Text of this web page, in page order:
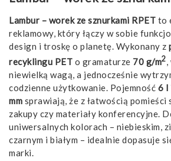
Lambur – worek ze sznurkami RPET to
reklamowy, który łączy w sobie
design i troskę o planetę. Wykonany z
recyklingu PET o gramaturze 70 g/m2
niewielką wagą, a jednocześnie
codzienne użytkowanie. Pojemność 6 l
mm sprawiają, że z łatwością
zakupy czy materiały konferencyjne.
uniwersalnych kolorach – niebieskim,
czarnym i białym – idealnie dopasuje
marki.